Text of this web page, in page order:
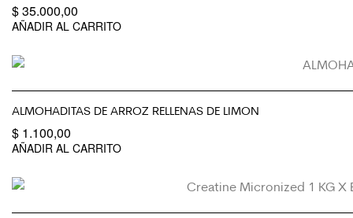
$35.000,00
AÑADIR AL CARRITO
ALMOHADITAS DE ARROZ RELLENAS DE LIMON
$ 1.100,00
AÑADIR AL CARRITO